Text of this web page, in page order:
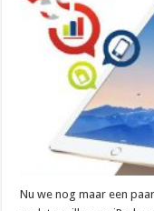
Nu we nog maar een